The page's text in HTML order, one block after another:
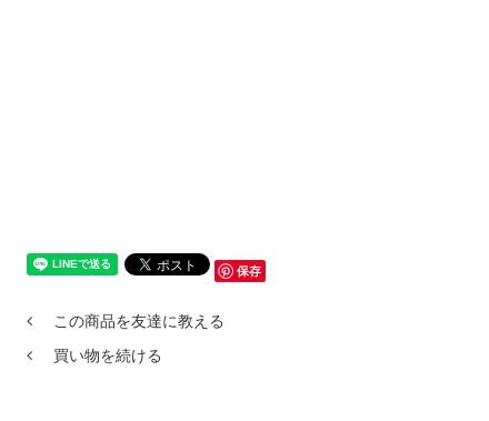
保存
この商品を友達に教える
買い物を続ける